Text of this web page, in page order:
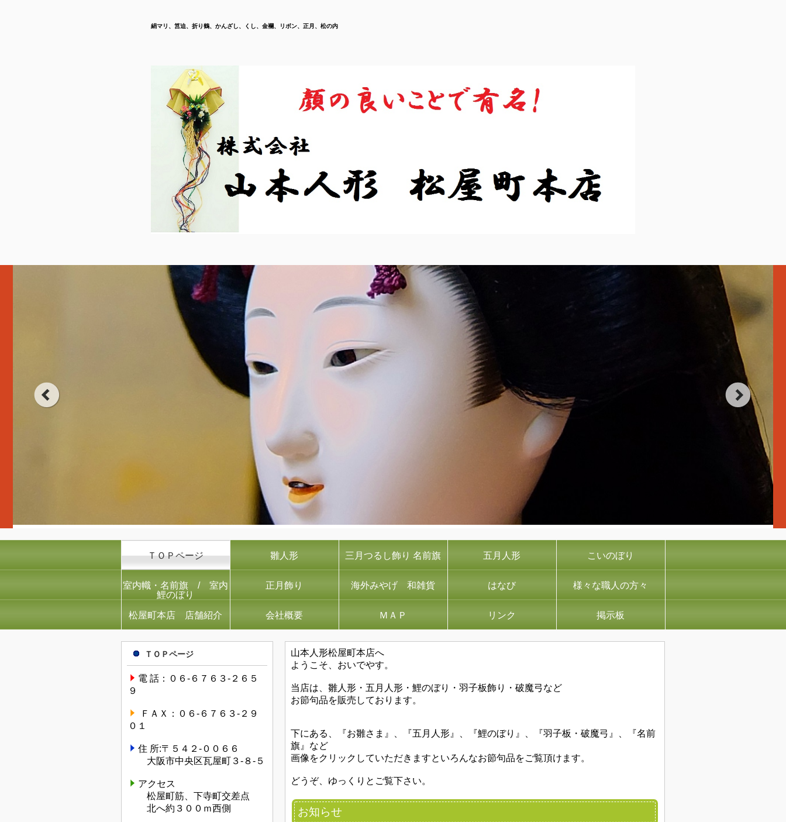
絹マリ、筥迫、折り鶴、かんざし、くし、金襴、リボン、正月、松の内
ＴＯＰページ 雛人形 三月つるし飾り 名前旗 五月人形 こいのぼり
室内幟・名前旗 / 室内
鯉のぼり
正月飾り 海外みやげ 和雑貨 はなび 様々な職人の方々
松屋町本店 店舗紹介 会社概要 ＭＡＰ リンク 掲示板
ＴＯＰページ
電 話：０６-６７６３-２６５
９
ＦＡＸ：０６-６７６３-２９
０１
住 所:〒５４２-００６６
大阪市中央区瓦屋町３-８-５
アクセス
松屋町筋、下寺町交差点
北へ約３００ｍ西側
山本人形松屋町本店へ
ようこそ、おいでやす。
当店は、雛人形・五月人形・鯉のぼり・羽子板飾り・破魔弓など
お節句品を販売しております。
下にある、『お雛さま』、『五月人形』、『鯉のぼり』、『羽子板・破魔弓』、『名前
旗』など
画像をクリックしていただきますといろんなお節句品をご覧頂けます。
どうぞ、ゆっくりとご覧下さい。
お知らせ